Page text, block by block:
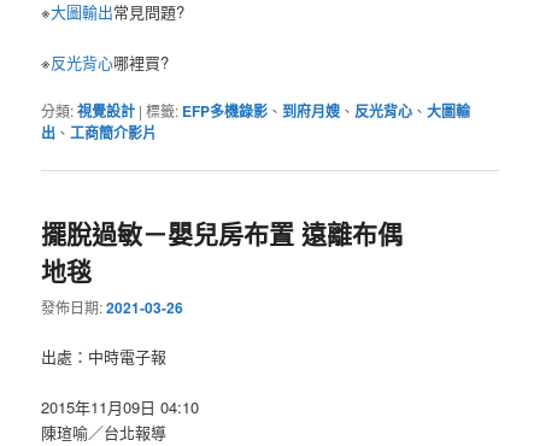
※大圖輸出常見問題?
※反光背心哪裡買?
分類:視覺設計 |標籤: EFP多機錄影 、到府月嫂 、 反光背心 、大圖輸
出 、工商簡介影片
擺脫過敏－嬰兒房布置 遠離布偶
地毯
發佈日期:2021-03-26
出處：中時電子報
2015年11月09日 04:10
陳瑄喻／台北報導